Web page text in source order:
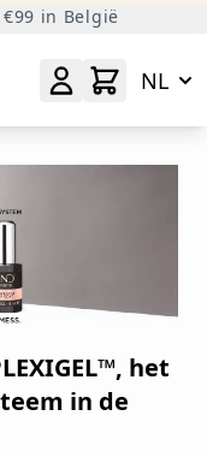
in België
NL
het
in de